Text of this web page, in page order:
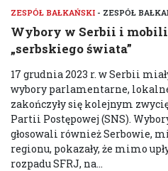
ZESPÓŁ BAŁKAŃSKI - ZESPÓŁ
Wybory w Serbii i
„serbskiego świata”
17 grudnia 2023 r. w Serbii
wybory parlamentarne,
zakończyły się kolejnym
Partii Postępowej (SNS).
głosowali również Serbowie,
regionu, pokazały, że mimo
rozpadu SFRJ, na...